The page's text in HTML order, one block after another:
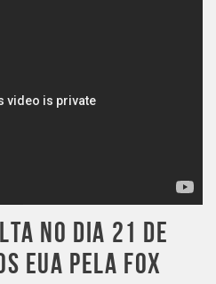
NO DIA 21 DE
EUA PELA FOX